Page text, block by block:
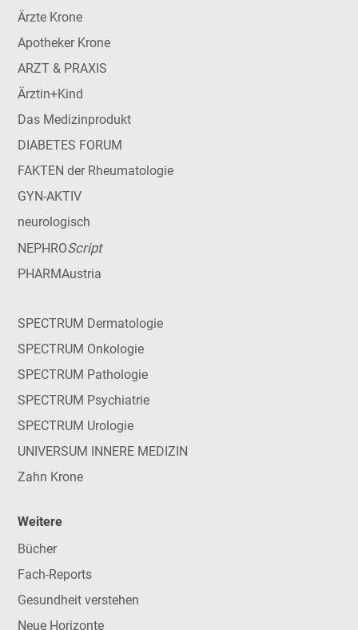
Ärzte Krone
Apotheker Krone
ARZT & PRAXIS
Ärztin+Kind
Das Medizinprodukt
DIABETES FORUM
FAKTEN der Rheumatologie
GYN-AKTIV
neurologisch
NEPHROScript
PHARMAustria
SPECTRUM Dermatologie
SPECTRUM Onkologie
SPECTRUM Pathologie
SPECTRUM Psychiatrie
SPECTRUM Urologie
UNIVERSUM INNERE MEDIZIN
Zahn Krone
Weitere
Bücher
Fach-Reports
Gesundheit verstehen
Neue Horizonte